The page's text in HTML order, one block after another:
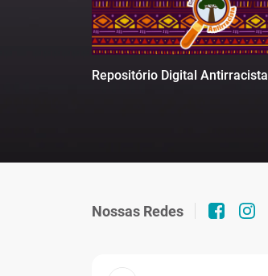
Repositório Digital Antirracista
Nossas Redes